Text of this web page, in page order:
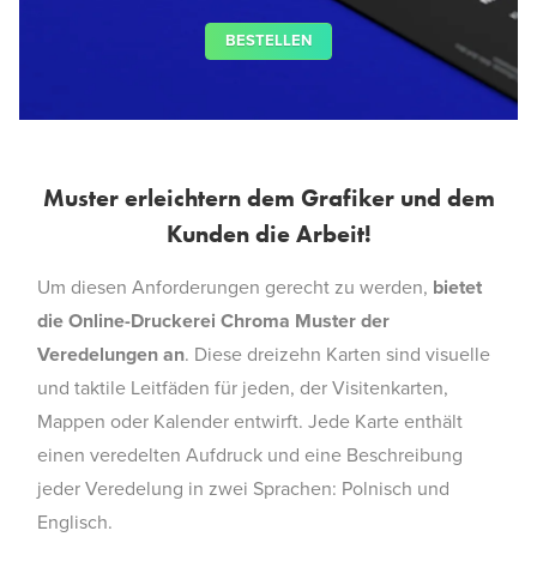
BESTELLEN
Muster erleichtern dem Grafiker und dem
Kunden die Arbeit!
Um diesen Anforderungen gerecht zu werden, bietet
die Online-Druckerei Chroma Muster der
Veredelungen an. Diese dreizehn Karten sind visuelle
und taktile Leitfäden für jeden, der Visitenkarten,
Mappen oder Kalender entwirft. Jede Karte enthält
einen veredelten Aufdruck und eine Beschreibung
jeder Veredelung in zwei Sprachen: Polnisch und
Englisch.